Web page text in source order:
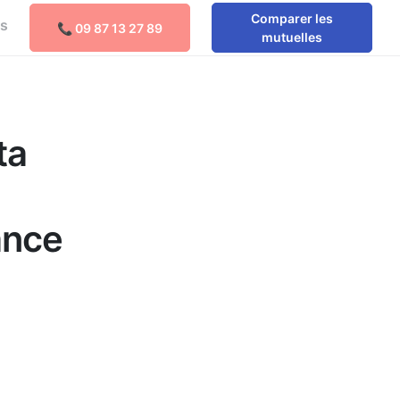
📞 09 87 13 27 89
Comparer les
mutuelles
Comparer les mutuelles